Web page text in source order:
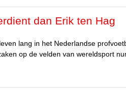
dan Erik ten Hag
lang in het Nederlandse
op de velden van wereldsport